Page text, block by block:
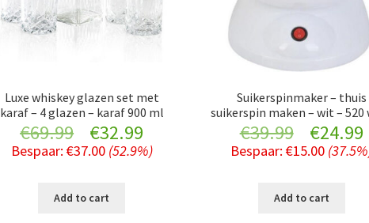
Luxe whiskey glazen set met
karaf – 4 glazen – karaf 900 ml
€69.99
Original
price
was:
€32.99
price
Bespaar: €37.00 (52.9%)
Add to cart
Suikerspinmaker – thuis
suikerspin maken – wit –
€39.99
Original
price
was:
€24.99
Bespaar:€15.00
Add to cart